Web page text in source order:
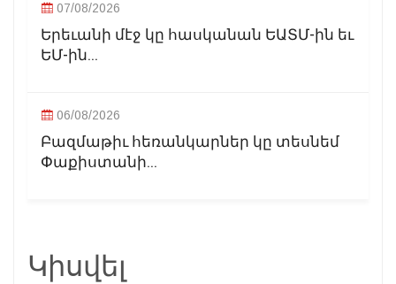
07/08/2026
Երեւանի մէջ կը հասկանան ԵԱՏՄ-ին եւ
ԵՄ-ին...
06/08/2026
Բազմաթիւ հեռանկարներ կը տեսնեմ
Փաքիստանի...
Կիսվել